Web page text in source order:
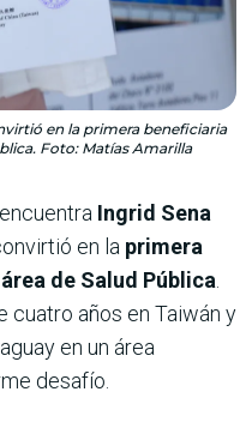
en la primera beneficiaria
Foto: Matías Amarilla
Ingrid Sena
en la primera
de Salud Pública
cuatro años en Taiwán y
en un área
desafío.